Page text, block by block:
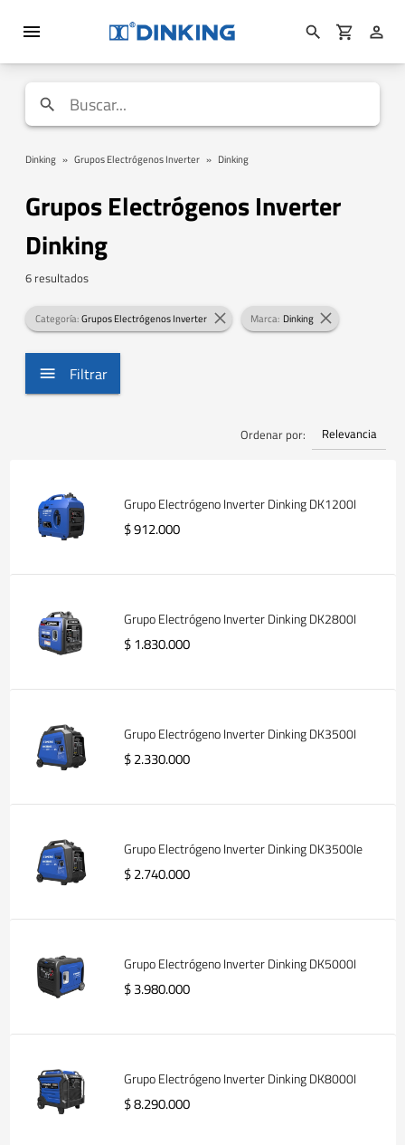
Dinking » Grupos Electrógenos Inverter » Dinking
Grupos Electrógenos Inverter
Dinking
6 resultados
Categoría: Grupos Electrógenos Inverter Marca: Dinking
Filtrar
Ordenar por: Relevancia
Grupo Electrógeno Inverter Dinking DK1200I
$ 912.000
Grupo Electrógeno Inverter Dinking DK2800I
$ 1.830.000
Grupo Electrógeno Inverter Dinking DK3500I
$ 2.330.000
Grupo Electrógeno Inverter Dinking DK3500Ie
$ 2.740.000
Grupo Electrógeno Inverter Dinking DK5000I
$ 3.980.000
Grupo Electrógeno Inverter Dinking DK8000I
$ 8.290.000